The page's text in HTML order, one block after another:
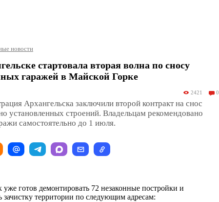
новости
стартовала вторая волна по сносу
гаражей в Майской Горке
2421 0
Архангельска заключили второй контракт на снос
установленных строений. Владельцам рекомендовано
самостоятельно до 1 июля.
уже готов демонтировать 72 незаконные постройки и
зачистку территории по следующим адресам: